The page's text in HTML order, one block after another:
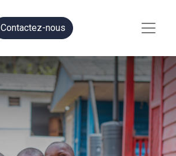
Contactez-nous